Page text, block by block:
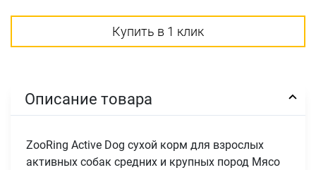
Купить в 1 клик
Описание товара
ZooRing Active Dog сухой корм для взрослых
активных собак средних и крупных пород Мясо